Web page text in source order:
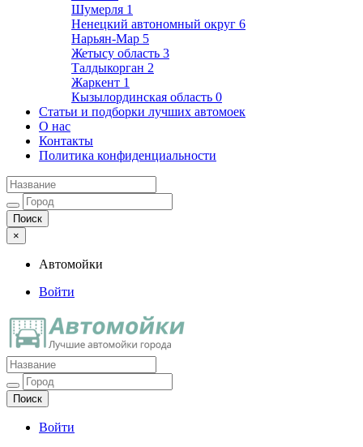
Шумерля 1
Ненецкий автономный округ 6
Нарьян-Мар 5
Жетысу область 3
Талдыкорган 2
Жаркент 1
Кызылординская область 0
Статьи и подборки лучших автомоек
О нас
Контакты
Политика конфиденциальности
×
Автомойки
Войти
Автомойки
Ещё один сайт на WordPress
Войти